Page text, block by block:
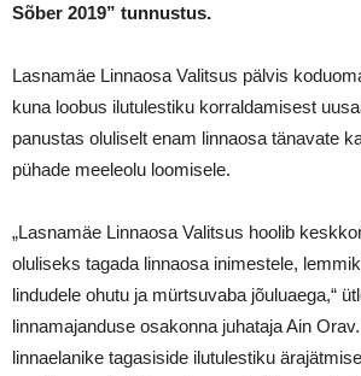
Sõber 2019” tunnustus.
Lasnamäe Linnaosa Valitsus pälvis
kuna loobus ilutulestiku korraldamisest
panustas oluliselt enam linnaosa tänavate
pühade meeleolu loomisele.
„Lasnamäe Linnaosa Valitsus hoolib
oluliseks tagada linnaosa inimestele,
lindudele ohutu ja mürtsuvaba jõuluaega,“
linnamajanduse osakonna juhataja Ain
linnaelanike tagasiside ilutulestiku